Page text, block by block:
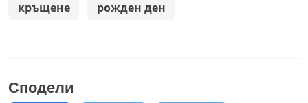
кръщене рожден ден
Сподели